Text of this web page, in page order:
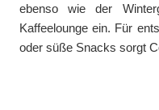
ebenso wie der
Kaffeelounge ein. Für
oder süße Snacks sorgt